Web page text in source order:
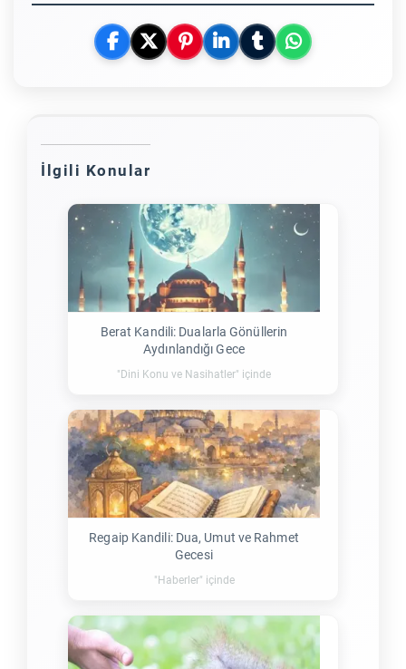
İlgili Konular
Berat Kandili: Dualarla Gönüllerin
Aydınlandığı Gece
"Dini Konu ve Nasihatler" içinde
Regaip Kandili: Dua, Umut ve Rahmet
Gecesi
"Haberler" içinde